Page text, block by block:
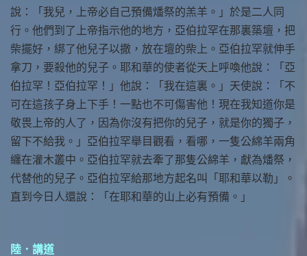
說：「我兒，上帝必自己預備燔祭的羔羊。」於是二人同
行。他們到了上帝指示他的地方，亞伯拉罕在那裏築壇，把
柴擺好，綁了他兒子以撒，放在壇的柴上。亞伯拉罕就伸手
拿刀，要殺他的兒子。耶和華的使者從天上呼喚他說：「亞
伯拉罕！亞伯拉罕！」他說：「我在這裏。」天使說：「不
可在這孩子身上下手！一點也不可傷害他！現在我知道你是
敬畏上帝的人了，因為你沒有把你的兒子，就是你的獨子，
留下不給我。」亞伯拉罕舉目觀看，看哪，一隻公綿羊兩角
纏在灌木叢中。亞伯拉罕就去牽了那隻公綿羊，獻為燔祭，
代替他的兒子。亞伯拉罕給那地方起名叫「耶和華以勒」。
直到今日人還說：「在耶和華的山上必有預備。」
陸．講道